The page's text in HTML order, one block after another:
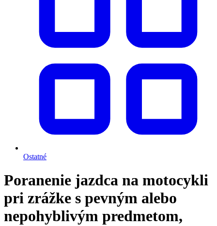
Ostatné
Poranenie jazdca na motocykli
pri zrážke s pevným alebo
nepohyblivým predmetom,